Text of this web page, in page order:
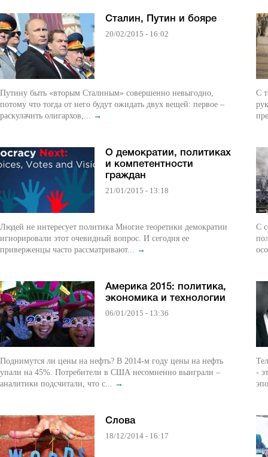
Сталин, Путин и бояре
20/02/2015 - 16:02
Путину быть «вторым Сталиным» совершенно невыгодно,
потому что тогда от него будут ожидать двух вещей: первое –
раскулачить олигархов,... →
О демократии, политиках
и компетентности
граждан
21/01/2015 - 13:18
Людей не интересует политика Многие теоретики демократии
игнорировали этот очевидный вопрос. И сегодня ее
приверженцы часто рассматривают... →
Америка 2015: политика,
экономика и технологии
06/01/2015 - 13:36
Поднимутся ли цены на нефть? В 2014-м году цены на нефть
упали на 45%. Потребители в США несомненно выиграли –
аналитики подсчитали, что с... →
Слова
18/12/2014 - 16:17
С
С
-